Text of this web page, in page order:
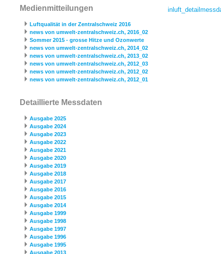
Medienmitteilungen
Luftqualität in der Zentralschweiz 2016
news von umwelt-zentralschweiz.ch, 2016_02
Sommer 2015 - grosse Hitze und Ozonwerte
news von umwelt-zentralschweiz.ch, 2014_02
news von umwelt-zentralschweiz.ch, 2013_02
news von umwelt-zentralschweiz.ch, 2012_03
news von umwelt-zentralschweiz.ch, 2012_02
news von umwelt-zentralschweiz.ch, 2012_01
Detaillierte Messdaten
Ausgabe 2025
Ausgabe 2024
Ausgabe 2023
Ausgabe 2022
Ausgabe 2021
Ausgabe 2020
Ausgabe 2019
Ausgabe 2018
Ausgabe 2017
Ausgabe 2016
Ausgabe 2015
Ausgabe 2014
Ausgabe 1999
Ausgabe 1998
Ausgabe 1997
Ausgabe 1996
Ausgabe 1995
Ausgabe 2013